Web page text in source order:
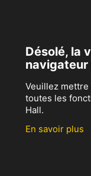
Désolé, la
navigateur
Veuillez
toutes les
Hall.
En savoir plus